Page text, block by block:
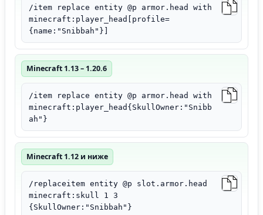
/item replace entity @p armor.head with
minecraft:player_head[profile=
{name:"Snibbah"}]
Minecraft 1.13 – 1.20.6
/item replace entity @p armor.head with
minecraft:player_head{SkullOwner:"Snibb
ah"}
Minecraft 1.12 и ниже
/replaceitem entity @p slot.armor.head
minecraft:skull 1 3
{SkullOwner:"Snibbah"}